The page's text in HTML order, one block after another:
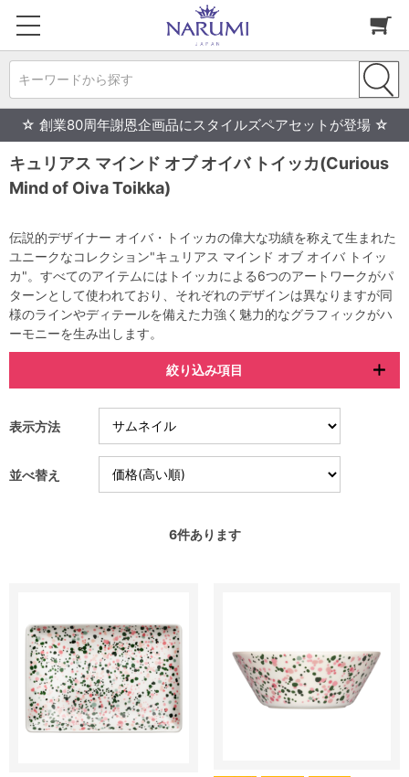
キーワードから探す
☆ 創業80周年謝恩企画品にスタイルズペアセットが登場 ☆
キュリアス マインド オブ オイバ トイッカ(Curious
Mind of Oiva Toikka)
伝説的デザイナー オイバ・トイッカの偉大な功績を称えて生まれた
ユニークなコレクション"キュリアス マインド オブ オイバ トイッ
カ"。すべてのアイテムにはトイッカによる6つのアートワークがパ
ターンとして使われており、それぞれのデザインは異なりますが同
様のラインやディテールを備えた力強く魅力的なグラフィックがハ
ーモニーを生み出します。
絞り込み項目
表示方法
並べ替え
6件あります